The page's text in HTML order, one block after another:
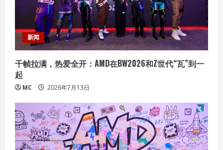
新闻
千帧拉满，热爱全开：AMD在BW2026和Z世代“瓦”到一
起
MC 2026年7月13日